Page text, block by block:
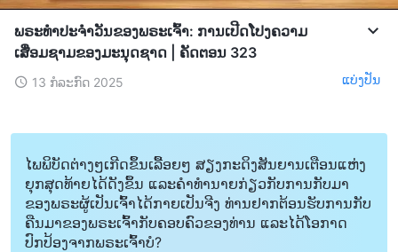
ພຣະທຳປະຈຳວັນຂອງພຣະເຈົ້າ: ການເປີດໂປງຄວາມ
ເສື່ອມຊາມຂອງມະນຸດຊາດ | ຄັດຕອນ 323
13 ກໍລະກົດ 2025 ແບ່ງປັນ
ໄພພິບັດຕ່າງໆເກີດຂຶ້ນເລື້ອຍໆ ສຽງກະດິງສັນຍານເຕືອນແຫ່ງ
ຍຸກສຸດທ້າຍໄດ້ດັງຂຶ້ນ ແລະຄໍາທໍານາຍກ່ຽວກັບການກັບມາ
ຂອງພຣະຜູ້ເປັນເຈົ້າໄດ້ກາຍເປັນຈີງ ທ່ານຢາກຕ້ອນຮັບການກັບ
ຄືນມາຂອງພຣະເຈົ້າກັບຄອບຄົວຂອງທ່ານ ແລະໄດ້ໂອກາດ
ປົກປ້ອງຈາກພຣະເຈົ້າບໍ?